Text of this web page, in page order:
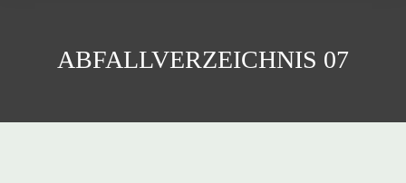
ABFALLVERZEICHNIS 07